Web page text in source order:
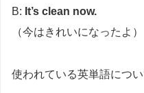
B: It’s clean now.
（今はきれいになったよ）
使われている英単語につい